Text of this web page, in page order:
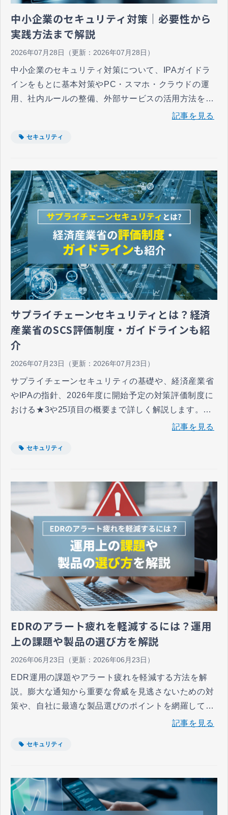
中小企業のセキュリティ対策｜必要性から
実践方法まで解説
2026年07月28日 （更新： 2026年07月28日 ）
中小企業のセキュリティ対策について、IPAガイドラ
インをもとに基本対策やPC・スマホ・クラウドの運
用、社内ルールの整備、外部サービスの活用方法を解
説します。自社のセキュリティ対策を見直したいとお
記事を見る
セキュリティ
サプライチェーンセキュリティとは？経済
産業省のSCS評価制度・ガイドラインも紹
介
2026年07月23日 （更新： 2026年07月23日 ）
サプライチェーンセキュリティの基礎や、経済産業省
やIPAの指針、2026年度に開始予定の対策評価制度に
おける★3や25項目の概要まで詳しく解説します。取
引先評価やインシデント対応など、自社の対策を推進
記事を見る
セキュリティ
EDRのアラート疲れを軽減するには？運用
上の課題や製品の選び方を解説
2026年06月23日 （更新： 2026年06月23日 ）
EDR運用の課題やアラート疲れを軽減する方法を解
説。膨大な通知から重要な脅威を見逃さないための対
策や、自社に最適な製品選びのポイントを網羅してい
ます。自社のリソースに合わせた持続可能な運用体制
者に向けた内容です。
記事を見る
セキュリティ